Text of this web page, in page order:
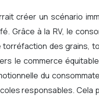
créer un scénario
Grâce à la RV, le
des grains,
le commerce
du
responsables. Cela